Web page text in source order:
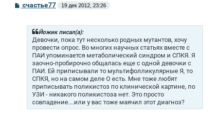
Ссчастье77 19 дек 2012, 23:26
Йожик писал(а):
Девочки, пока тут несколько родных мутантов, хочу
провести опрос. Во многих научных статьях вместе с
ПАИ упоминается метаболический синдром и СПКЯ. Я
заочно-пробирочно общалась еще с одной девочки с
ПАИ. Ей приписывали то мультифолликулярные Я, то
СПКЯ, но на самом деле О есть. Мне тоже любят
приписывать поликистоз по клинической картине, по
УЗИ - никакого поликистоза нет. Это просто
совпадение....или у вас тоже маячил этот диагноз?